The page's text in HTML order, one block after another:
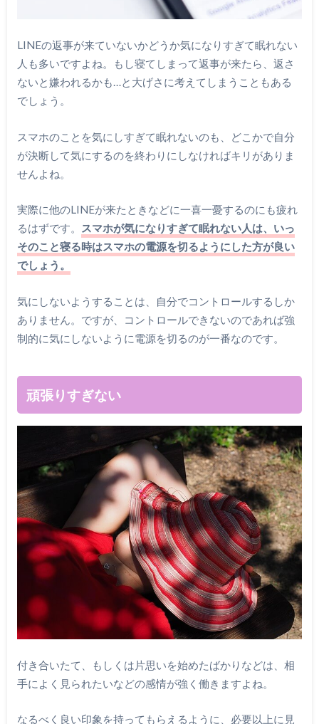
LINEの返事が来ていないかどうか気になりすぎて眠れない
人も多いですよね。もし寝てしまって返事が来たら、返さ
ないと嫌われるかも…と大げさに考えてしまうこともある
でしょう。
スマホのことを気にしすぎて眠れないのも、どこかで自分
が決断して気にするのを終わりにしなければキリがありま
せんよね。
実際に他のLINEが来たときなどに一喜一憂するのにも疲れ
るはずです。
スマホが気になりすぎて眠れない人は、いっ
そのこと寝る時はスマホの電源を切るようにした方が良い
でしょう。
気にしないようすることは、自分でコントロールするしか
ありません。ですが、コントロールできないのであれば強
制的に気にしないように電源を切るのが一番なのです。
頑張りすぎない
付き合いたて、もしくは片思いを始めたばかりなどは、相
手によく見られたいなどの感情が強く働きますよね。
なるべく良い印象を持ってもらえるように、必要以上に見